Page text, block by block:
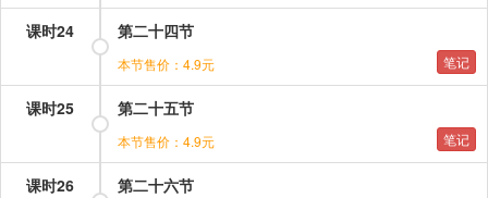
课时24 第二十四节
本节售价：4.9元 笔记
课时25 第二十五节
本节售价：4.9元 笔记
课时26 第二十六节